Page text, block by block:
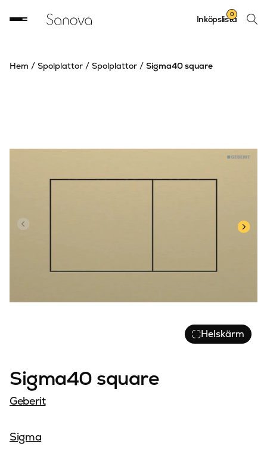
Sök
Inköpslista
0
Hem / Spolplattor / Spolplattor / Sigma40 square
Helskärm
Sigma40 square
Geberit
Sigma